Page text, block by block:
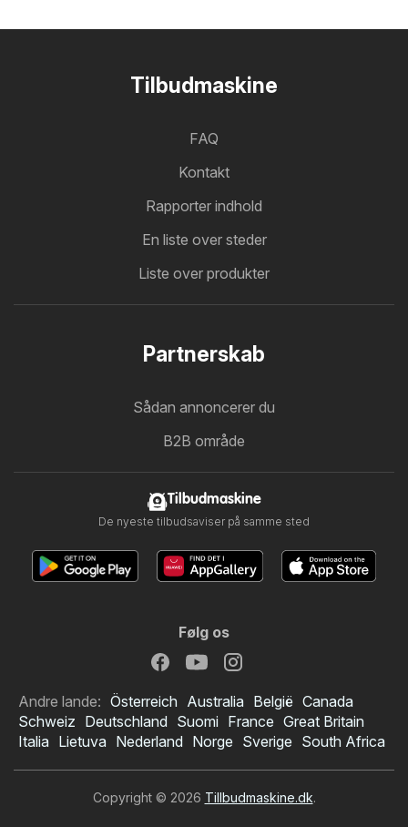
Tilbudmaskine
FAQ
Kontakt
Rapporter indhold
En liste over steder
Liste over produkter
Partnerskab
Sådan annoncerer du
B2B område
Tilbudmaskine
De nyeste tilbudsaviser på samme sted
Følg os
Andre lande: Österreich Australia België Canada
Schweiz Deutschland Suomi France Great Britain
Italia Lietuva Nederland Norge Sverige South Africa
Copyright © 2026 Tillbudmaskine.dk.